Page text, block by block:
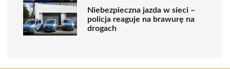
Niebezpieczna jazda w sieci –
policja reaguje na brawurę na
drogach